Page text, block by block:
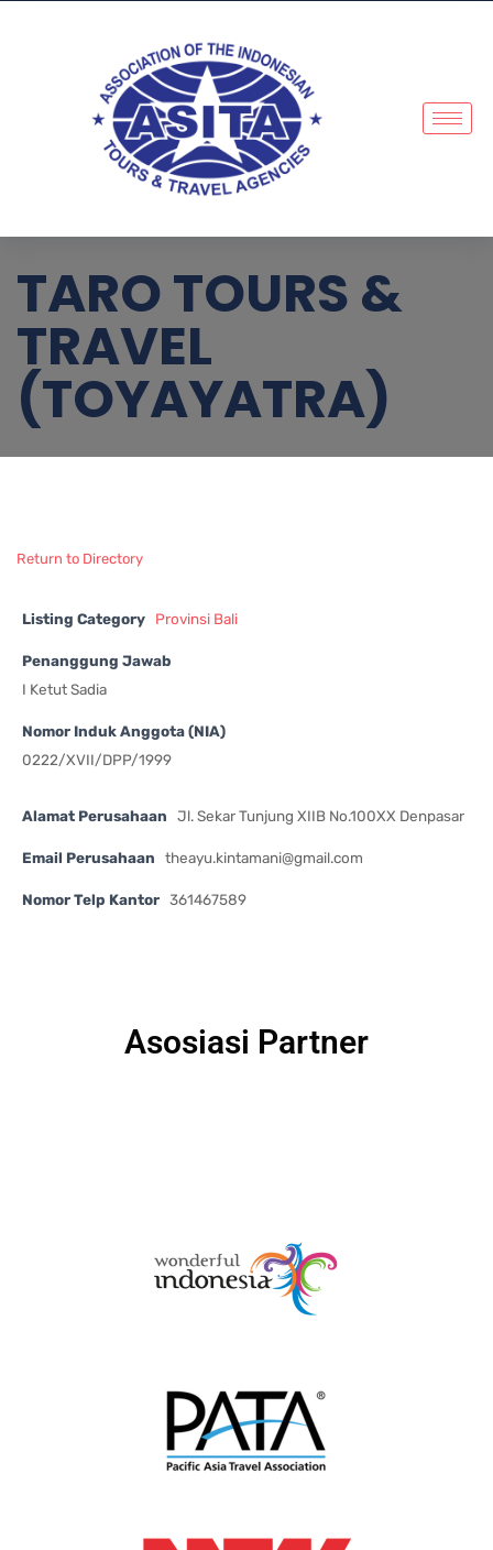
TARO TOURS &
TRAVEL
(TOYAYATRA)
Return to Directory
Listing Category Provinsi Bali
Penanggung Jawab
I Ketut Sadia
Nomor Induk Anggota (NIA)
0222/XVII/DPP/1999
Alamat Perusahaan Jl. Sekar Tunjung XIIB No.100XX Denpasar
Email Perusahaan theayu.kintamani@gmail.com
Nomor Telp Kantor 361467589
Asosiasi Partner